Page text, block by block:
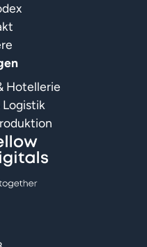
Hotellerie
Logistik